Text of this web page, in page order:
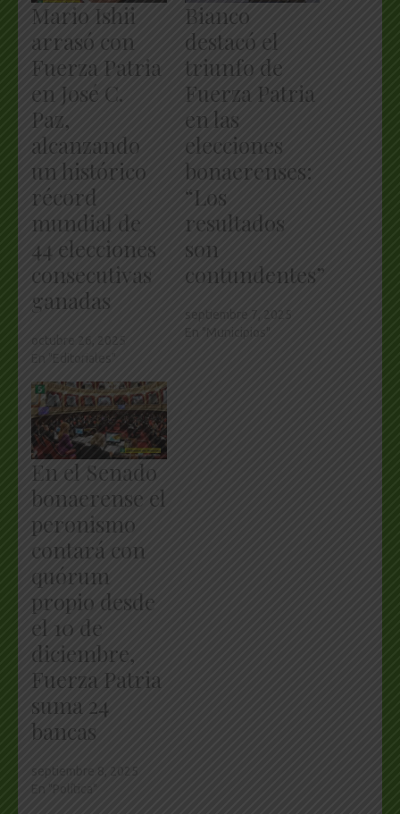
Mario Ishii
arrasó con
Fuerza Patria
en José C.
Paz,
alcanzando
un histórico
récord
mundial de
44 elecciones
consecutivas
ganadas
Bianco
destacó el
triunfo de
Fuerza Patria
en las
elecciones
bonaerenses:
“Los
resultados
son
contundentes”
En el Senado
bonaerense el
peronismo
contará con
quórum
propio desde
el 10 de
diciembre,
Fuerza Patria
suma 24
bancas